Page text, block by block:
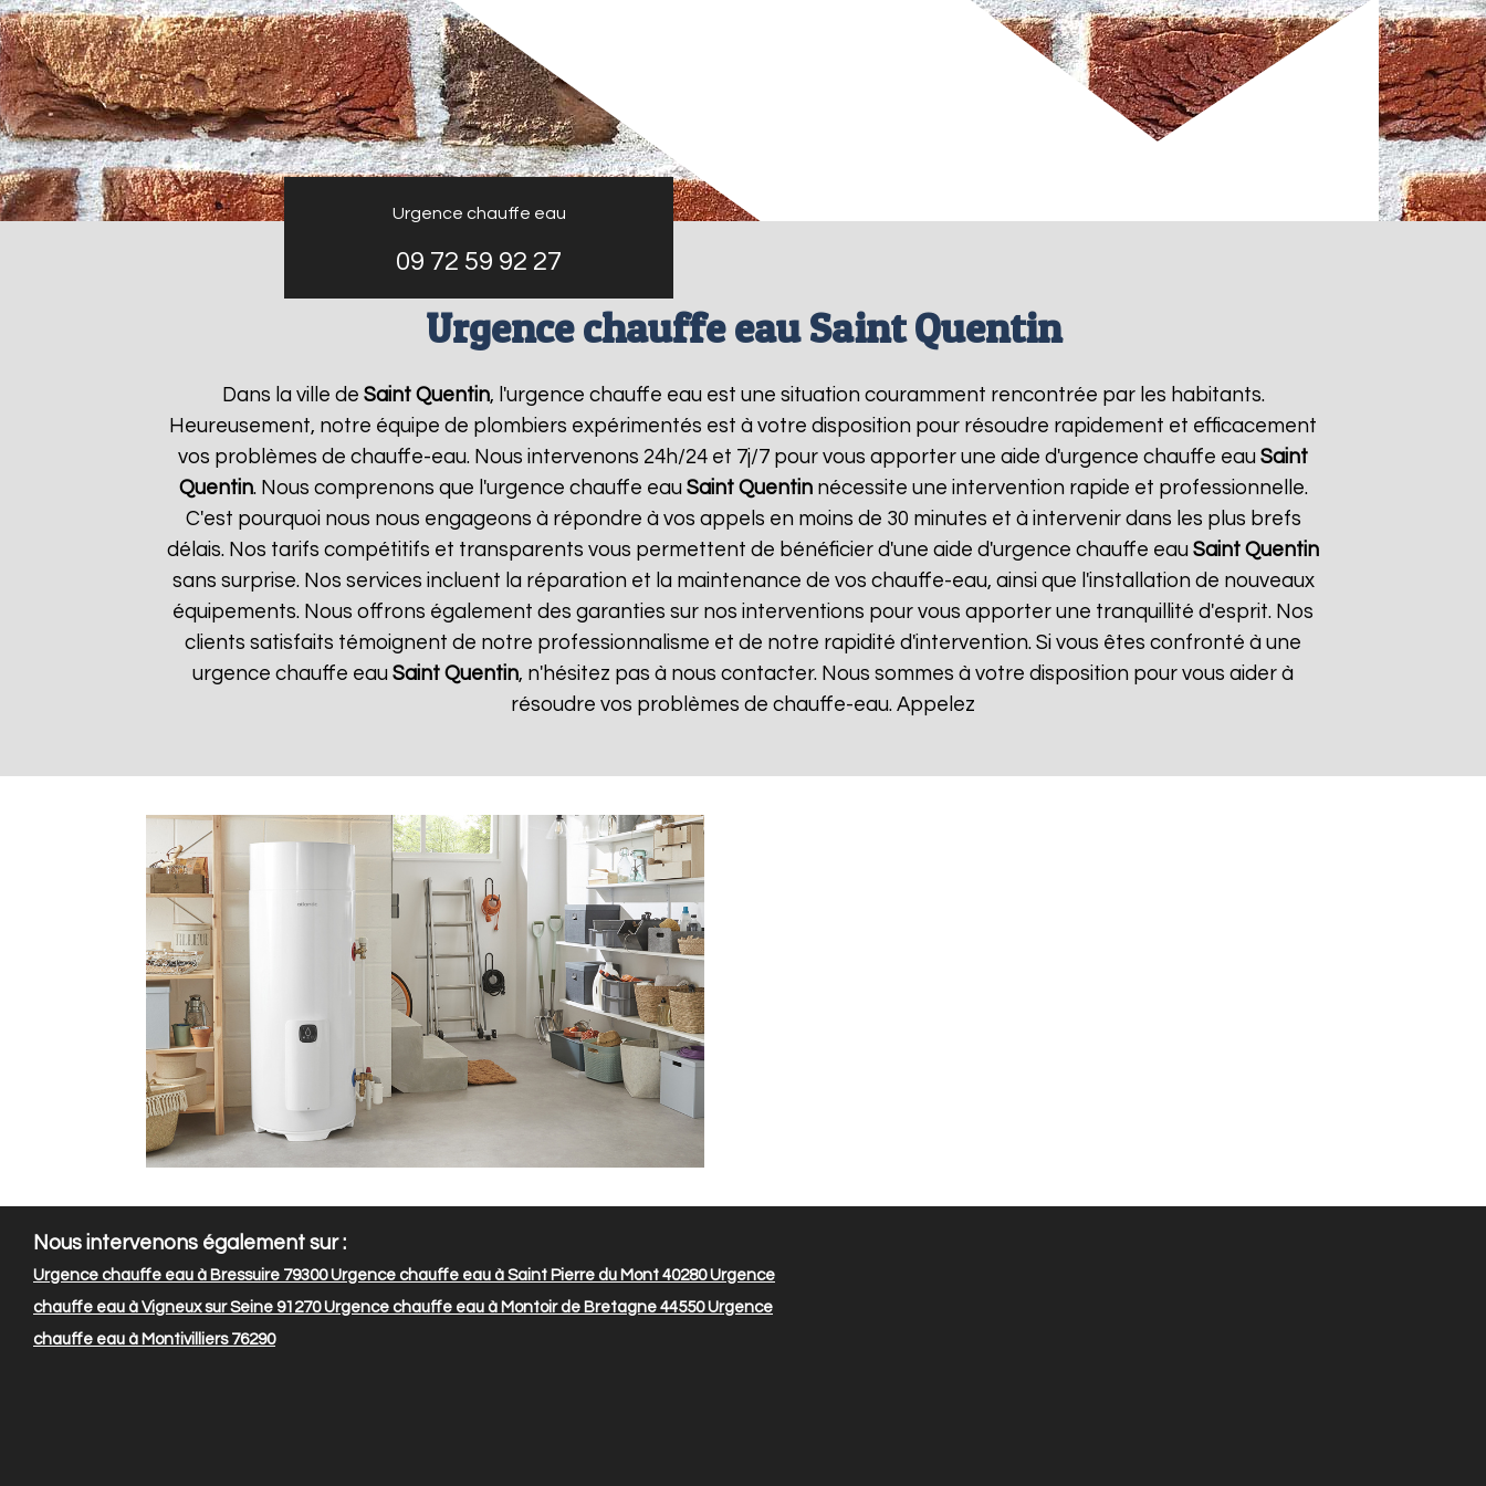
Urgence chauffe eau
09 72 59 92 27
Urgence chauffe eau Saint Quentin
Dans la ville de Saint Quentin, l'urgence chauffe eau est une situation couramment rencontrée par les habitants.
Heureusement, notre équipe de plombiers expérimentés est à votre disposition pour résoudre rapidement et efficacement
vos problèmes de chauffe-eau. Nous intervenons 24h/24 et 7j/7 pour vous apporter une aide d'urgence chauffe eau Saint
Quentin. Nous comprenons que l'urgence chauffe eau Saint Quentinnécessite une intervention rapide et professionnelle.
C'est pourquoi nous nous engageons à répondre à vos appels en moins de 30 minutes et à intervenir dans les plus brefs
délais. Nos tarifs compétitifs et transparents vous permettent de bénéficier d'une aide d'urgence chauffe eau Saint Quentin
sans surprise. Nos services incluent la réparation et la maintenance de vos chauffe-eau, ainsi que l'installation de nouveaux
équipements. Nous offrons également des garanties sur nos interventions pour vous apporter une tranquillité d'esprit. Nos
clients satisfaits témoignent de notre professionnalisme et de notre rapidité d'intervention. Si vous êtes confronté à une
urgence chauffe eau Saint Quentin, n'hésitez pas à nous contacter. Nous sommes à votre disposition pour vous aider à
résoudre vos problèmes de chauffe-eau. Appelez
Nous intervenons également sur :
Urgence chauffe eau à Bressuire 79300Urgence chauffe eau à Saint Pierre du Mont 40280Urgence
chauffe eau à Vigneux sur Seine 91270Urgence chauffe eau à Montoir de Bretagne 44550Urgence
chauffe eau à Montivilliers 76290